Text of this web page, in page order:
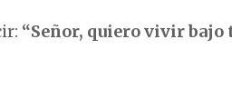
“Señor, quiero vivir bajo